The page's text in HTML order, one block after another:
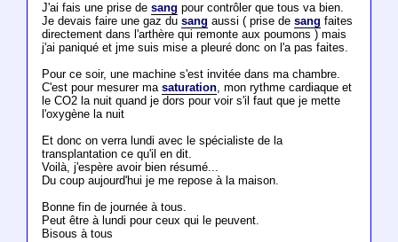
J'ai fais une prise de sang pour contrôler que tous va bien.
Je devais faire une gaz du sang aussi ( prise de sang faites
directement dans l'arthère qui remonte aux poumons ) mais
j'ai paniqué et jme suis mise a pleuré donc on l'a pas faites.
Pour ce soir, une machine s'est invitée dans ma chambre.
C'est pour mesurer ma saturation, mon rythme cardiaque et
le CO2 la nuit quand je dors pour voir s'il faut que je mette
l'oxygène la nuit
Et donc on verra lundi avec le spécialiste de la
transplantation ce qu'il en dit.
Voilà, j'espère avoir bien résumé...
Du coup aujourd'hui je me repose à la maison.
Bonne fin de journée à tous.
Peut être à lundi pour ceux qui le peuvent.
Bisous à tous